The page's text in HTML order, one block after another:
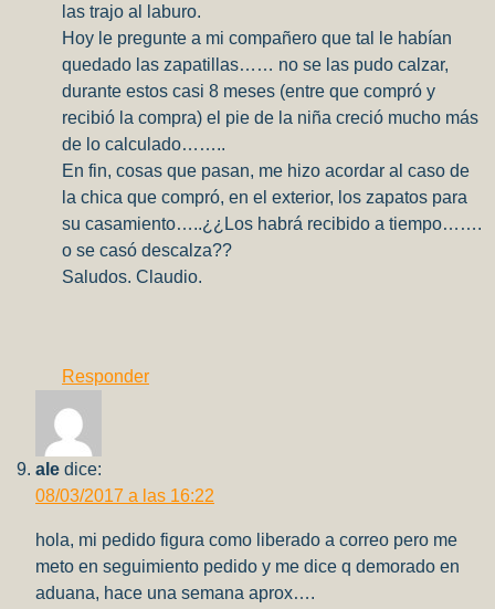
las trajo al laburo.
Hoy le pregunte a mi compañero que tal le habían
quedado las zapatillas…… no se las pudo calzar,
durante estos casi 8 meses (entre que compró y
recibió la compra) el pie de la niña creció mucho más
de lo calculado……..
En fin, cosas que pasan, me hizo acordar al caso de
la chica que compró, en el exterior, los zapatos para
su casamiento…..¿¿Los habrá recibido a tiempo…….
o se casó descalza??
Saludos. Claudio.
Responder
ale dice:
08/03/2017 a las 16:22
hola, mi pedido figura como liberado a correo pero me
meto en seguimiento pedido y me dice q demorado en
aduana, hace una semana aprox….